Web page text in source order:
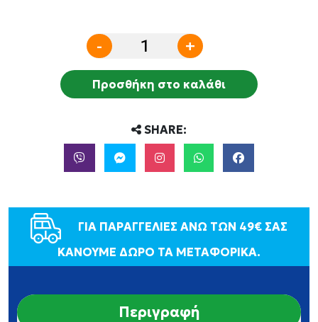
- +
Προσθήκη στο καλάθι
SHARE:
ΓΙΑ ΠΑΡΑΓΓΕΛΙΕΣ ΑΝΩ ΤΩΝ 49€ ΣΑΣ
ΚΑΝΟΥΜΕ ΔΩΡΟ ΤΑ ΜΕΤΑΦΟΡΙΚΑ.
Περιγραφή